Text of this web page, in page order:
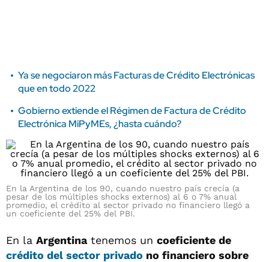
Ya se negociaron más Facturas de Crédito Electrónicas
que en todo 2022
Gobierno extiende el Régimen de Factura de Crédito
Electrónica MiPyMEs, ¿hasta cuándo?
En la Argentina de los 90, cuando nuestro país crecía (a
pesar de los múltiples shocks externos) al 6 o 7% anual
promedio, el crédito al sector privado no financiero llegó a
un coeficiente del 25% del PBI.
En la Argentinatenemos un coeficiente de
crédito del sector privado no financiero sobre